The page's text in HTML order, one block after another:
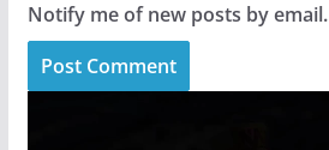
Notify me of new posts by email.